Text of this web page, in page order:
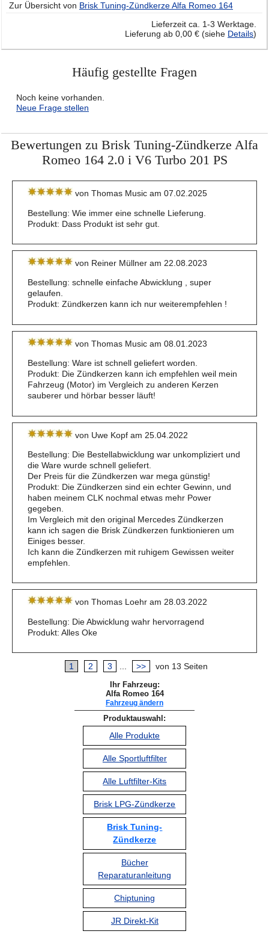
Zur Übersicht von Brisk Tuning-Zündkerze Alfa Romeo 164
Lieferzeit ca. 1-3 Werktage.
Lieferung ab 0,00 € (siehe Details)
Häufig gestellte Fragen
Noch keine vorhanden.
Neue Frage stellen
Bewertungen zu Brisk Tuning-Zündkerze Alfa
Romeo 164 2.0 i V6 Turbo 201 PS
von Thomas Music am 07.02.2025
Bestellung: Wie immer eine schnelle Lieferung.
Produkt: Dass Produkt ist sehr gut.
von Reiner Müllner am 22.08.2023
Bestellung: schnelle einfache Abwicklung , super
gelaufen.
Produkt: Zündkerzen kann ich nur weiterempfehlen !
von Thomas Music am 08.01.2023
Bestellung: Ware ist schnell geliefert worden.
Produkt: Die Zündkerzen kann ich empfehlen weil mein
Fahrzeug (Motor) im Vergleich zu anderen Kerzen
sauberer und hörbar besser läuft!
von Uwe Kopf am 25.04.2022
Bestellung: Die Bestellabwicklung war unkompliziert und
die Ware wurde schnell geliefert.
Der Preis für die Zündkerzen war mega günstig!
Produkt: Die Zündkerzen sind ein echter Gewinn, und
haben meinem CLK nochmal etwas mehr Power
gegeben.
Im Vergleich mit den original Mercedes Zündkerzen
kann ich sagen die Brisk Zündkerzen funktionieren um
Einiges besser.
Ich kann die Zündkerzen mit ruhigem Gewissen weiter
empfehlen.
von Thomas Loehr am 28.03.2022
Bestellung: Die Abwicklung wahr hervorragend
Produkt: Alles Oke
1 2 3 ... >> von 13 Seiten
Ihr Fahrzeug:
Alfa Romeo 164
Fahrzeug ändern
Produktauswahl:
Alle Produkte
Alle Sportluftfilter
Alle Luftfilter-Kits
Brisk LPG-Zündkerze
Brisk Tuning-
Zündkerze
Bücher
Reparaturanleitung
Chiptuning
JR Direkt-Kit